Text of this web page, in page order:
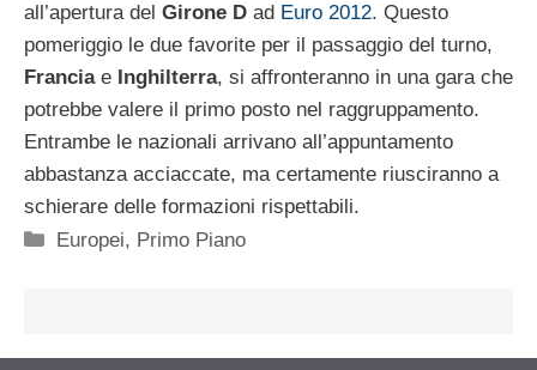
all’apertura del Girone D ad Euro 2012. Questo
pomeriggio le due favorite per il passaggio del turno,
Franciae Inghilterra, si affronteranno in una gara che
potrebbe valere il primo posto nel raggruppamento.
Entrambe le nazionali arrivano all’appuntamento
abbastanza acciaccate, ma certamente riusciranno a
schierare delle formazioni rispettabili.
Categorie
Europei, Primo Piano